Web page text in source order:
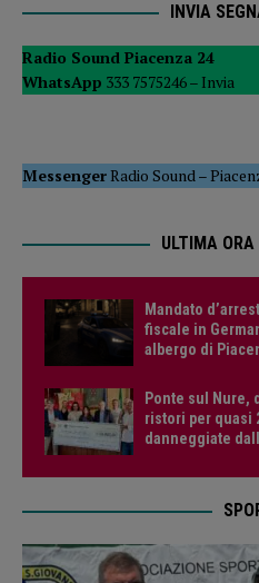
INVIA
Radio Sound Piacenza 24
WhatsApp 333 7575246 – Invia
MessengerRadio Sound–
ULTIMA
Mandato
fiscale in
albergo di
Ponte sul Nure,
ristori per quasi
danneggiate